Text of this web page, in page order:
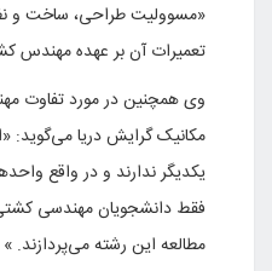
«مسوولیت طراحی، ساخت و
تعمیرات آن بر عهده مهندس
وی همچنین در مورد تفاوت
مکانیک گرایش دریا می‌گوید:
یکدیگر ندارند و در واقع
فقط دانشجویان مهندسی
مطالعه این رشته می‌پردازند. »